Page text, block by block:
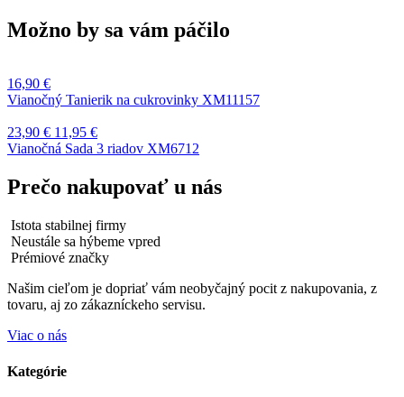
Možno by sa vám páčilo
16,90 €
Vianočný Tanierik na cukrovinky XM11157
23,90 € 11,95 €
Vianočná Sada 3 riadov XM6712
Prečo nakupovať u nás
Istota stabilnej firmy
Neustále sa hýbeme vpred
Prémiové značky
Našim cieľom je dopriať vám neobyčajný pocit z nakupovania, z
tovaru, aj zo zákazníckeho servisu.
Viac o nás
Kategórie